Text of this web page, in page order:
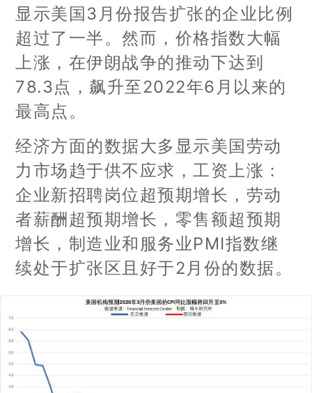
显示美国3月份报告扩张的企业比例
超过了一半。然而，价格指数大幅
上涨，在伊朗战争的推动下达到
78.3点，飙升至2022年6月以来的
最高点。
经济方面的数据大多显示美国劳动
力市场趋于供不应求，工资上涨：
企业新招聘岗位超预期增长，劳动
者薪酬超预期增长，零售额超预期
增长，制造业和服务业PMI指数继
续处于扩张区且好于2月份的数据。